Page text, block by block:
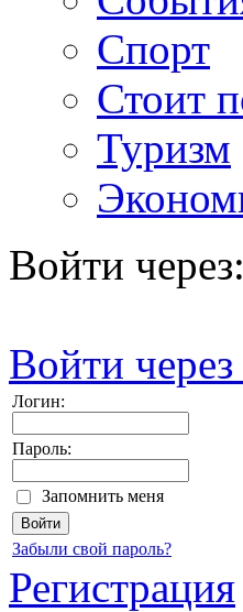
Спорт
Стоит
Туризм
Войти через:
Войти
Логин:
Пароль:
Запомнить меня
Забыли свой пароль?
Регистрация